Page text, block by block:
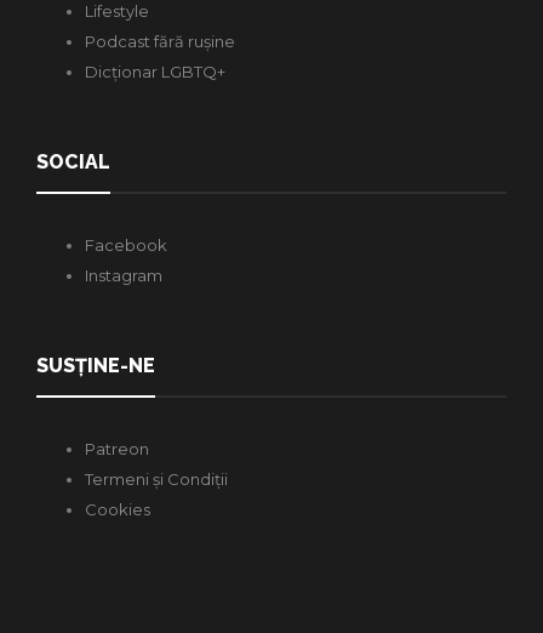
Lifestyle
Podcast fără rușine
Dicționar LGBTQ+
SOCIAL
Facebook
Instagram
SUSȚINE-NE
Patreon
Termeni și Condiții
Cookies